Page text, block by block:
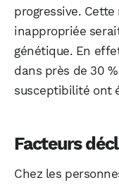
progressive.
inappropriée
génétique. En
dans près de 30
susceptibilité ont
Facteurs
Chez les